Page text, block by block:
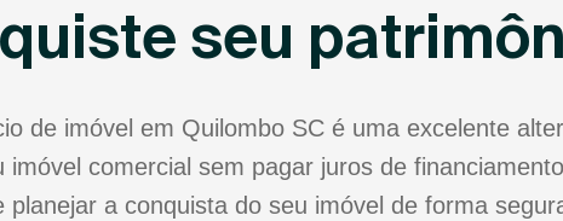
seu
de imóvel em Quilombo SC é uma excelente
imóvel comercial sem pagar juros de
planejar a conquista do seu imóvel de forma